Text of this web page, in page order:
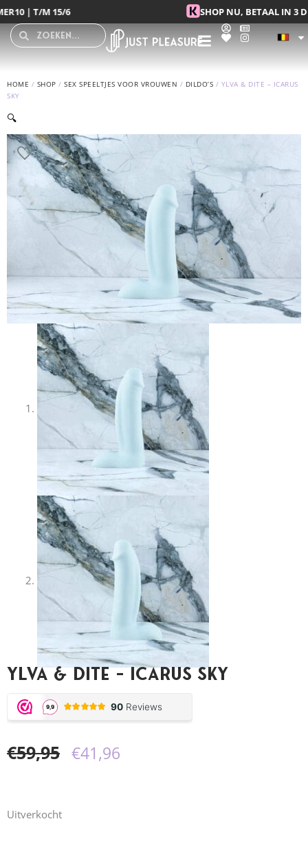
Spring
naar
SHOP NU, BETAAL IN 3 DELEN MET KLARNA
SearchSearch
HOME / SHOP / SEX SPEELTJES VOOR VROUWEN / DILDO’S / YLVA & DITE – ICARUS
SKY
🔍
Ylva & Dite – Icarus Sky
€59,95 Oorspronkelijke
€41,96
Uitverkocht